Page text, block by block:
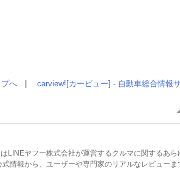
へ carview![カービュー] - 自動車総合情報
LINEヤフー株式会社が運営するクルマに関するあら
情報から、ユーザーや専門家のリアルなレビュー